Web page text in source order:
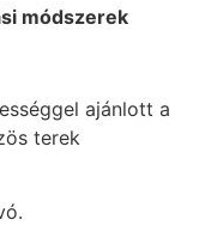
módszerek
ajánlott a
terek